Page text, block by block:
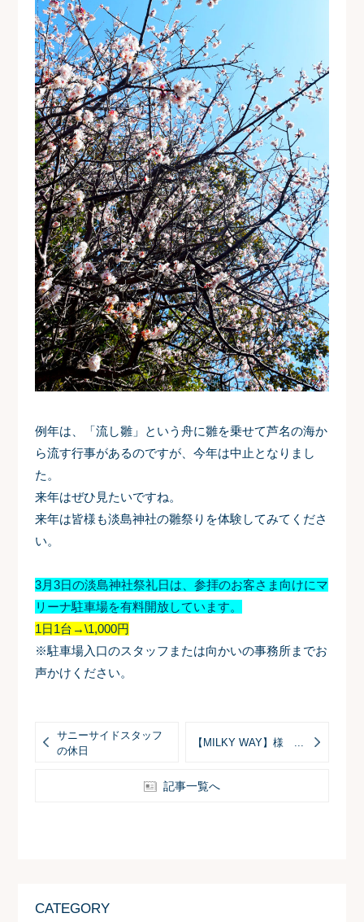
例年は、「流し雛」という舟に雛を乗せて芦名の海か
ら流す行事があるのですが、今年は中止となりまし
た。
来年はぜひ見たいですね。
来年は皆様も淡島神社の雛祭りを体験してみてくださ
い。
3月3日の淡島神社祭礼日は、参拝のお客さま向けにマ
リーナ駐車場を有料開放しています。
1日1台→\1,000円
※駐車場入口のスタッフまたは向かいの事務所までお
声かけください。
サニーサイドスタッフ
の休日
【MILKY WAY】様 ...
記事一覧へ
CATEGORY